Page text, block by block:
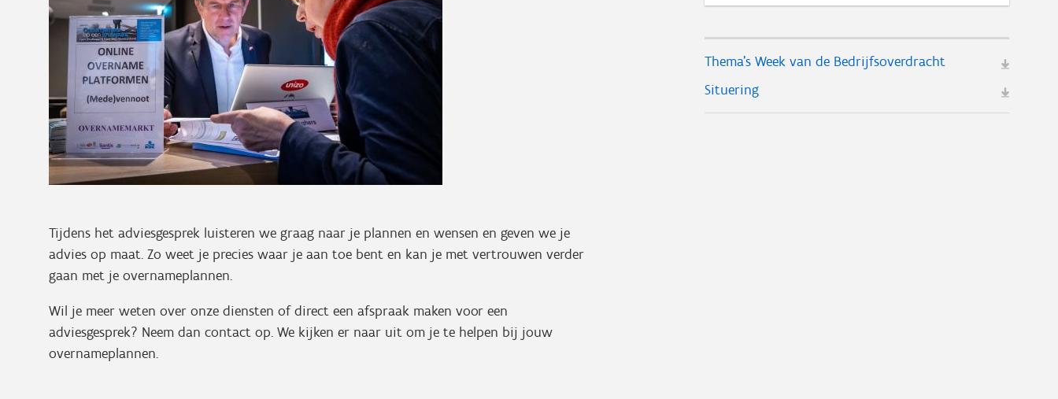
Tijdens het adviesgesprek luisteren we graag naar je plannen en wensen en geven we je
advies op maat. Zo weet je precies waar je aan toe bent en kan je met vertrouwen verder
gaan met je overnameplannen.
Wil je meer weten over onze diensten of direct een afspraak maken voor een
adviesgesprek? Neem dan contact op. We kijken er naar uit om je te helpen bij jouw
overnameplannen.
Thema's Week van de Bedrijfsoverdracht
Situering